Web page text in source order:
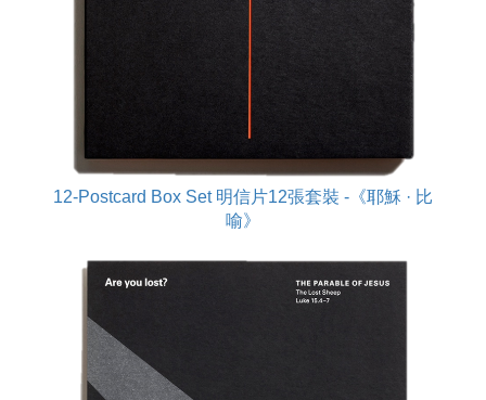
12-Postcard Box Set 明信片12張套裝 -《耶穌 · 比
喻》